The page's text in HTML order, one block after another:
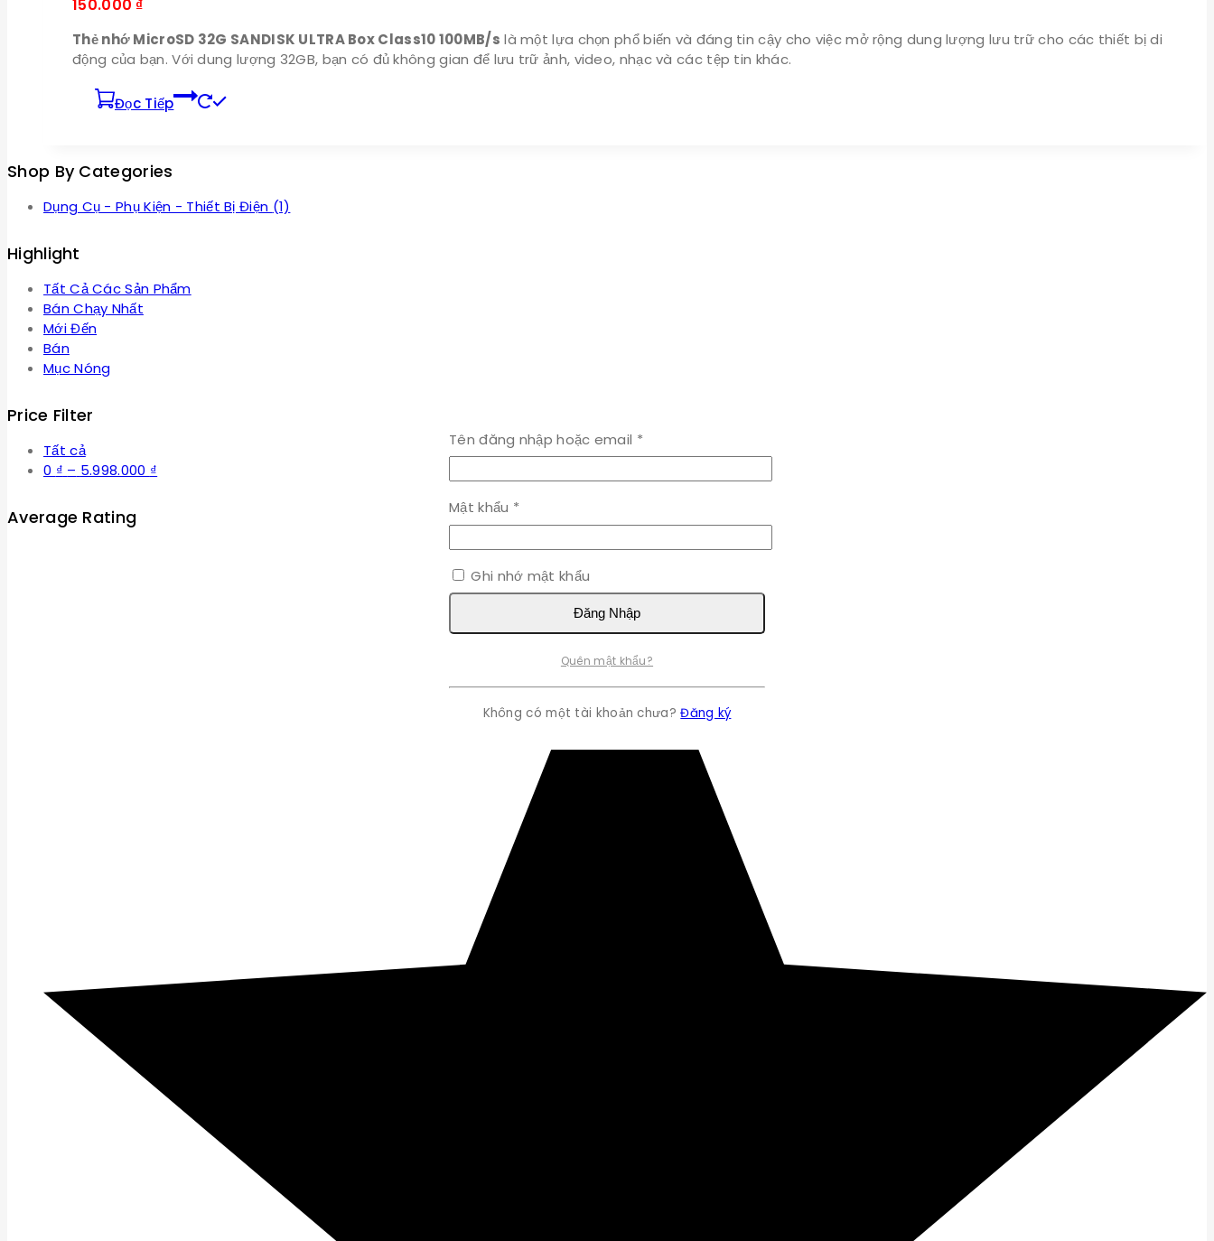
150.000 ₫
Thẻ nhớ MicroSD 32G SANDISK ULTRA Box Class10 100MB/s là một lựa chọn phổ biến và đáng tin cậy cho việc mở rộng dung lượng lưu trữ cho các thiết bị di
động của bạn. Với dung lượng 32GB, bạn có đủ không gian để lưu trữ ảnh, video, nhạc và các tệp tin khác.
Đọc Tiếp
Shop By Categories
Dụng Cụ - Phụ Kiện - Thiết Bị Điện (1)
Highlight
Tất Cả Các Sản Phẩm
Bán Chạy Nhất
Mới Đến
Bán
Mục Nóng
Price Filter
Tất cả
0 ₫ – 5.998.000 ₫
Average Rating
Tên đăng nhập hoặc email *Bắt
buộc
Mật khẩu *
buộc
Ghi nhớ mật khẩu
Đăng Nhập
Quên mật khẩu?
Không có một tài khoản chưa?Đăng ký